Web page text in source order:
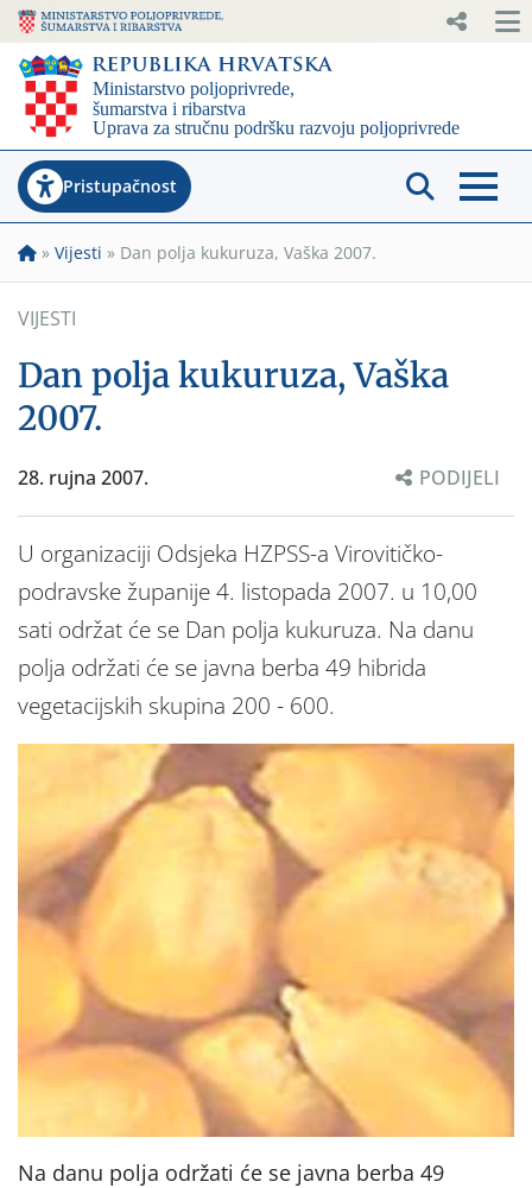
Pristupačnost
» Vijesti » Dan polja kukuruza, Vaška 2007.
VIJESTI
Dan polja kukuruza, Vaška
2007.
28. rujna 2007. PODIJELI
U organizaciji Odsjeka HZPSS-a Virovitičko-
podravske županije 4. listopada 2007. u 10,00
sati održat će se Dan polja kukuruza. Na danu
polja održati će se javna berba 49 hibrida
vegetacijskih skupina 200 - 600.
Na danu polja održati će se javna berba 49